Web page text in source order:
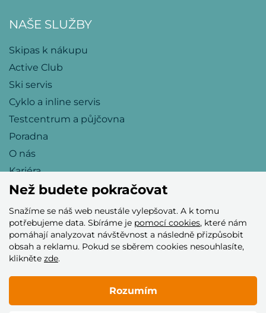
NAŠE SLUŽBY
Skipas k nákupu
Active Club
Ski servis
Cyklo a inline servis
Testcentrum a půjčovna
Poradna
O nás
Kariéra
Přijímáme tyto platební karty
Než budete pokračovat
Snažíme se náš web neustále vylepšovat. A k tomu
potřebujeme data. Sbíráme je pomocí cookies, které nám
pomáhají analyzovat návštěvnost a následně přizpůsobit
obsah a reklamu. Pokud se sběrem cookies nesouhlasíte,
klikněte zde.
Rozumím